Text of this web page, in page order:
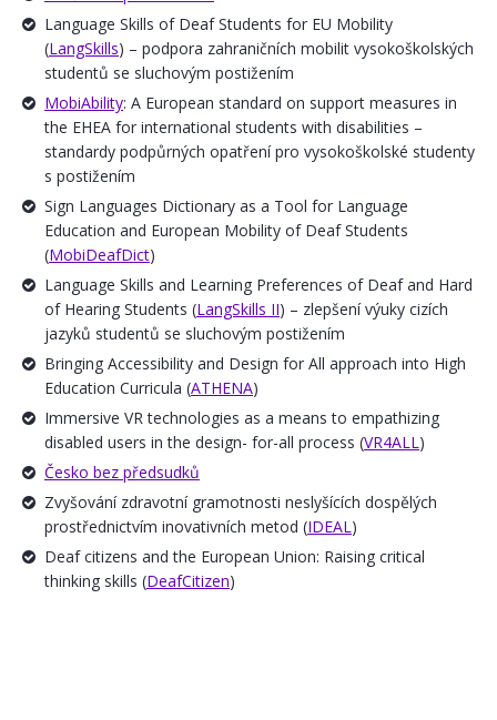
Language Skills of Deaf Students for EU Mobility
(LangSkills) – podpora zahraničních mobilit vysokoškolských
studentů se sluchovým postižením
MobiAbility: A European standard on support measures in
the EHEA for international students with disabilities –
standardy podpůrných opatření pro vysokoškolské studenty
s postižením
Sign Languages Dictionary as a Tool for Language
Education and European Mobility of Deaf Students
(MobiDeafDict)
Language Skills and Learning Preferences of Deaf and Hard
of Hearing Students (LangSkills II) – zlepšení výuky cizích
jazyků studentů se sluchovým postižením
Bringing Accessibility and Design for All approach into High
Education Curricula (ATHENA)
Immersive VR technologies as a means to empathizing
disabled users in the design- for-all process (VR4ALL)
Česko bez předsudků
Zvyšování zdravotní gramotnosti neslyšících dospělých
prostřednictvím inovativních metod (IDEAL)
Deaf citizens and the European Union: Raising critical
thinking skills (DeafCitizen)